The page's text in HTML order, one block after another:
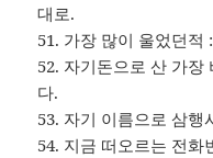
대로.
51. 가장 많이 울었던적 :
52. 자기돈으로 산 가장
다.
53. 자기 이름으로 삼행
54. 지금 떠오르는 전